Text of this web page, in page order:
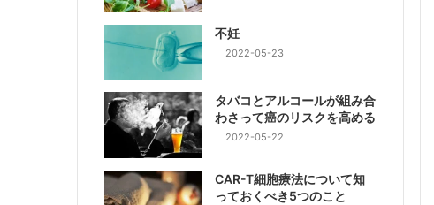
不妊
2022-05-23
タバコとアルコールが組み合
わさって癌のリスクを高める
2022-05-22
CAR-T細胞療法について知
っておくべき5つのこと